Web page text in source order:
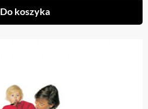
Do koszyka